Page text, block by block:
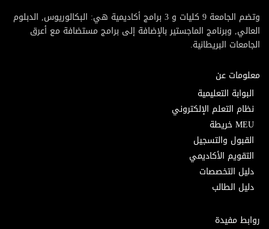
وتضم الجامعة 9 كليات و 3 برامج أكاديمية هي: البكالوريوس, الدبلوم
العالي, وبرنامج الماجستير بالإضافة إلى برامج مستضافة مع أعرق
الجامعات البريطانية.
معلومات عن
البوابة التعليمية
نظام التعلم الإلكتروني
MEU خريطة
القبول والتسجيل
التقويم الأكاديمي
دليل التخصصات
دليل الطالب
روابط مفيدة